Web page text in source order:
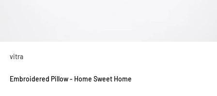
vitra
Embroidered Pillow - Home Sweet Home